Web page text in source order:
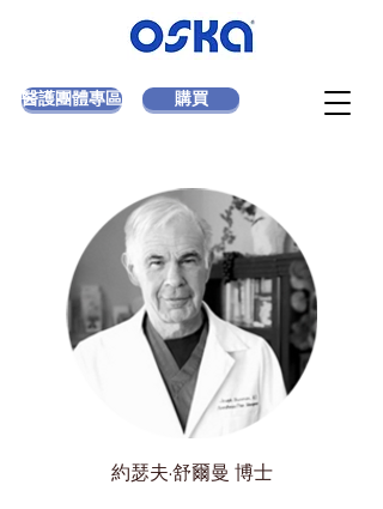
醫護團體專區 購買
約瑟夫·舒爾曼 博士